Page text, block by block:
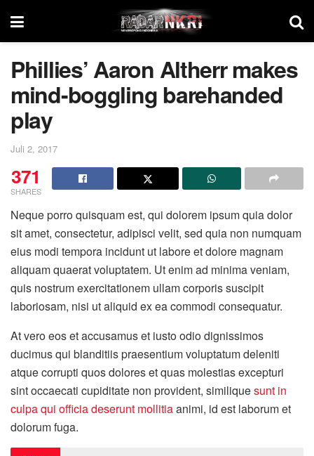
Phillies’ Aaron Altherr makes
mind-boggling barehanded
play
Juli 2, 2017
371
SHARES
Neque porro quisquam est, qui dolorem ipsum quia dolor
sit amet, consectetur, adipisci velit, sed quia non numquam
eius modi tempora incidunt ut labore et dolore magnam
aliquam quaerat voluptatem. Ut enim ad minima veniam,
quis nostrum exercitationem ullam corporis suscipit
laboriosam, nisi ut aliquid ex ea commodi consequatur.
At vero eos et accusamus et iusto odio dignissimos
ducimus qui blanditiis praesentium voluptatum deleniti
atque corrupti quos dolores et quas molestias excepturi
sint occaecati cupiditate non provident, similiquesunt in
culpa qui officia deserunt mollitiaanimi, id est laborum et
dolorum fuga.